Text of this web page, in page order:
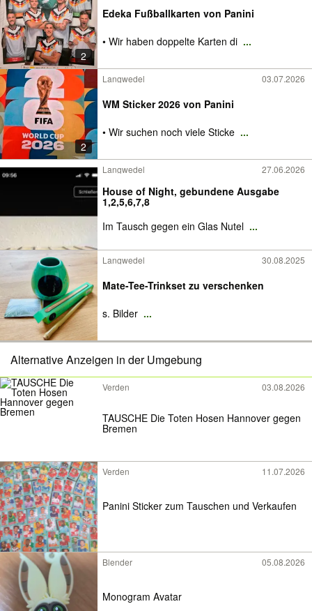
2
Edeka Fußballkarten von Panini
• Wir haben doppelte Karten di ...
2
Langwedel 03.07.2026
WM Sticker 2026 von Panini
• Wir suchen noch viele Sticke ...
Langwedel 27.06.2026
House of Night, gebundene Ausgabe
1,2,5,6,7,8
Im Tausch gegen ein Glas Nutel ...
Langwedel 30.08.2025
Mate-Tee-Trinkset zu verschenken
s. Bilder ...
Alternative Anzeigen in der Umgebung
Verden 03.08.2026
TAUSCHE Die Toten Hosen Hannover gegen
Bremen
Verden 11.07.2026
Panini Sticker zum Tauschen und Verkaufen
Blender 05.08.2026
Monogram Avatar